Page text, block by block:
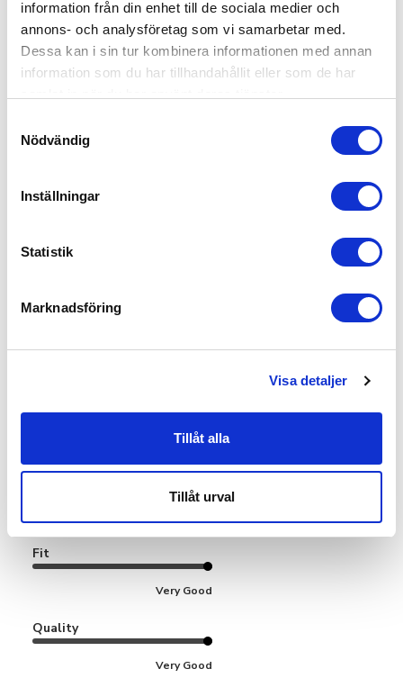
information från din enhet till de sociala medier och
annons- och analysföretag som vi samarbetar med.
Dessa kan i sin tur kombinera informationen med annan
information som du har tillhandahållit eller som de har
Nödvändig
Inställningar
Statistik
Marknadsföring
Visa detaljer
Tillåt alla
Tillåt urval
Fit
Very Good
Quality
Vis mere
Var den här recensionen användbar?
0
0
Så mjuk och skön, men håller brösten på plats! 😊
Produktanmeldt:Softy Crop Top
Fit
Very Good
Quality
Very Good